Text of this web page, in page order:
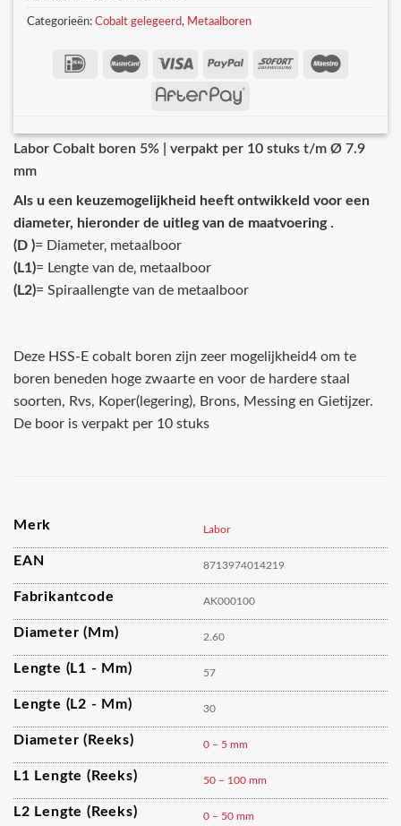
Categorieën: Cobalt gelegeerd, Metaalboren
Labor Cobalt boren 5% | verpakt per 10 stuks t/m Ø 7.9
mm
Als u een keuzemogelijkheid heeft ontwikkeld voor een
diameter, hieronder de uitleg van de maatvoering .
(D )= Diameter‚ metaalboor
(L1)= Lengte van de‚ metaalboor
(L2)= Spiraallengte van de metaalboor
Deze HSS-E cobalt boren zijn zeer mogelijkheid4 om te
boren beneden hoge zwaarte en voor de hardere staal
soorten, Rvs, Koper(legering), Brons, Messing en Gietijzer.
De boor is verpakt per 10 stuks
Merk Labor
EAN 8713974014219
Fabrikantcode AK000100
Diameter (mm) 2.60
Lengte (L1 - Mm) 57
Lengte (L2 - Mm) 30
Diameter (reeks) 0 – 5 mm
L1 Lengte (reeks) 50 – 100 mm
L2 Lengte (reeks) 0 – 50 mm